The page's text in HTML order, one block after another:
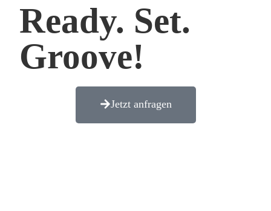
Ready. Set.
Groove!
Jetzt anfragen